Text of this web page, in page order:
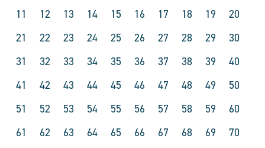
11
12 13 14 15 16 17 18 19
20
21
22 23 24 25 26 27 28 29
30
31
32 33 34 35 36 37 38 39
40
41
42 43 44 45 46 47 48 49
50
51
52 53 54 55 56 57 58 59
60
61
62 63 64 65 66 67 68 69
70